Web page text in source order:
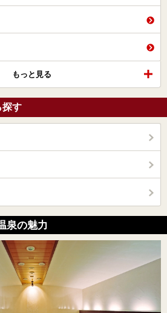
もっと見る
探す
泉の魅力